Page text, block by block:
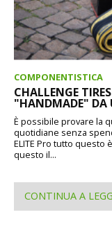
COMPONENTISTICA
CHALLENGE
"HANDMADE" DA
È possibile provare la
quotidiane senza
ELITE Pro tutto
questo il...
CONTINUA A